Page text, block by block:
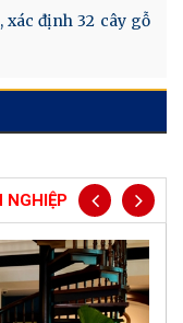
định 32 cây gỗ